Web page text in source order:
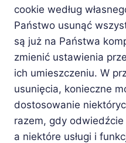
cookie według
Państwo usunąć
są już na Państwa
zmienić ustawienia
ich umieszczeniu. W
usunięcia, konieczne
dostosowanie
razem, gdy
a niektóre usługi i